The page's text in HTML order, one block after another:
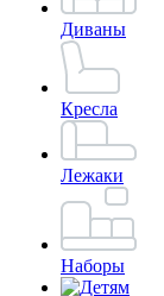
Диваны
Кресла
Лежаки
Наборы